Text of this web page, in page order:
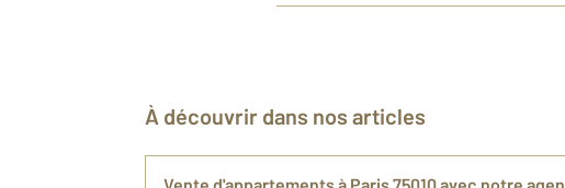
À découvrir dans nos articles